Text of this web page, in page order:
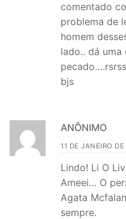
comentado
problema de
homem
lado.. dá uma
bjs
ANÔNIMO
11 DE JANEIRO
Lindo! Li O
Ameei… O
Agata
sempre.